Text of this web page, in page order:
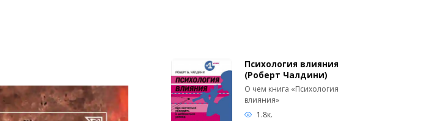
Психология влияния
(Роберт Чалдини)
О чем книга «Психология
влияния»
1.8к.